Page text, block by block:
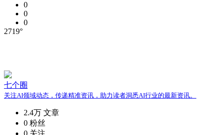
0
0
0
2719°
七个圈
关注AI领域动态，传递精准资讯，助力读者洞悉AI行业的最新资讯。
2.4万 文章
0 粉丝